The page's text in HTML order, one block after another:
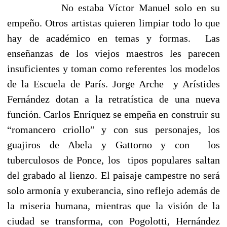
No estaba Víctor Manuel solo en su
empeño. Otros artistas quieren limpiar todo lo que
hay de académico en temas y formas.
Las
enseñanzas de los viejos maestros les parecen
insuficientes y toman como referentes los modelos
de la Escuela de París. Jorge Arche
y Arístides
Fernández dotan a la retratística de una nueva
función. Carlos Enríquez se empeña en construir su
“romancero criollo” y con sus personajes, los
guajiros de Abela y Gattorno y con
los
tuberculosos de Ponce, los
tipos populares saltan
del grabado al lienzo. El paisaje campestre no será
solo armonía y exuberancia, sino reflejo además de
la miseria humana, mientras que la visión de la
ciudad se transforma, con Pogolotti, Hernández